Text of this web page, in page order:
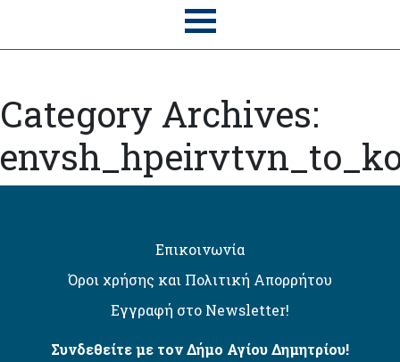
Category Archives:
Επικοινωνία
Όροι χρήσης και Πολιτική Απορρήτου
Εγγραφή στο Newsletter!
Συνδεθείτε με τον Δήμο Αγίου Δημητρίου!